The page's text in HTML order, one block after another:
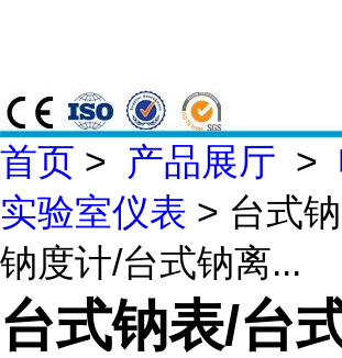
首页 > 产品展厅 >
实验室仪表 > 台式
钠度计/台式钠离...
台式钠表/台